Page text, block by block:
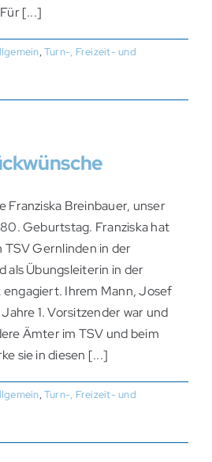
[...]
,Turn-, Freizeit- und
Franziska Breinbauer, unser
Geburtstag. Franziska hat
TSV Gernlinden in der
als Übungsleiterin in der
Ihrem Mann, Josef
1. Vorsitzender war und
Ämter im TSV und beim
sie in diesen [...]
,Turn-, Freizeit- und